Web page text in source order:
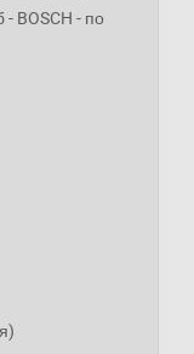
BOSCH - по